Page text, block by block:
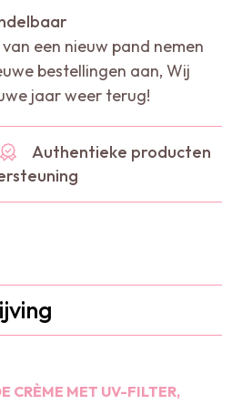
een nieuw pand nemen
bestellingen aan, Wij
jaar weer terug!
Authentieke producten
CRÈME MET UV-FILTER,